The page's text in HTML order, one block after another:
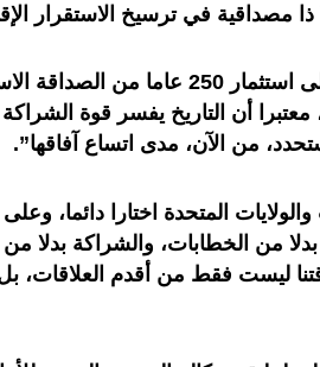
ذا مصداقية في ترسيخ الاستقرار
وفي السياق ذاته، دعا السفير إلى استثمار 250
أن التاريخ يفسر قوة الشراكة
من الآن، مدى اتساع آفاقها”.
المتحدة اختارا دائما،
من الخطابات، والشراكة بدلا من
ليست فقط من أقدم العلاقات،